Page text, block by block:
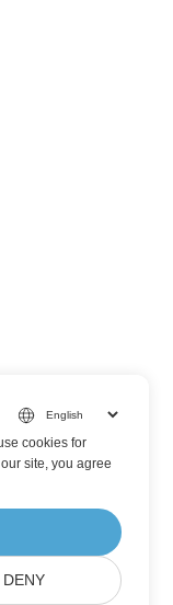
cookies for
site, you agree
DENY